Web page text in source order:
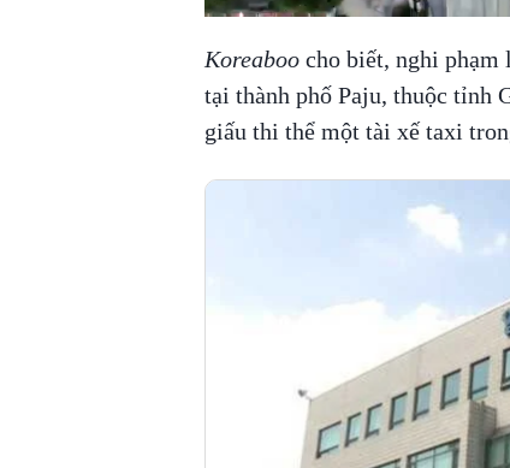
Koreaboocho biết, nghi phạm
tại thành phố Paju, thuộc tỉnh
giấu thi thể một tài xế taxi